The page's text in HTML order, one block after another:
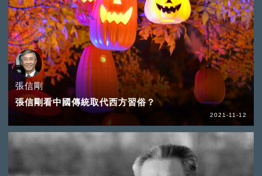
張信剛
張信剛看中國傳統取代西方習俗？
2021-11-12